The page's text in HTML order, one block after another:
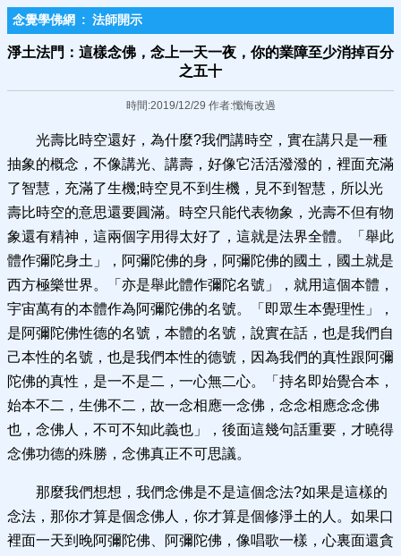
念覺學佛網 : 法師開示
淨土法門：這樣念佛，念上一天一夜，你的業障至少消掉百分
之五十
時間:2019/12/29 作者:懺悔改過
光壽比時空還好，為什麼?我們講時空，實在講只是一種
抽象的概念，不像講光、講壽，好像它活活潑潑的，裡面充滿
了智慧，充滿了生機;時空見不到生機，見不到智慧，所以光
壽比時空的意思還要圓滿。時空只能代表物象，光壽不但有物
象還有精神，這兩個字用得太好了，這就是法界全體。「舉此
體作彌陀身土」，阿彌陀佛的身，阿彌陀佛的國土，國土就是
西方極樂世界。「亦是舉此體作彌陀名號」，就用這個本體，
宇宙萬有的本體作為阿彌陀佛的名號。「即眾生本覺理性」，
是阿彌陀佛性德的名號，本體的名號，說實在話，也是我們自
己本性的名號，也是我們本性的德號，因為我們的真性跟阿彌
陀佛的真性，是一不是二，一心無二心。「持名即始覺合本，
始本不二，生佛不二，故一念相應一念佛，念念相應念念佛
也，念佛人，不可不知此義也」，後面這幾句話重要，才曉得
念佛功德的殊勝，念佛真正不可思議。
那麼我們想想，我們念佛是不是這個念法?如果是這樣的
念法，那你才算是個念佛人，你才算是個修淨土的人。如果口
裡面一天到晚阿彌陀佛、阿彌陀佛，像唱歌一樣，心裏面還貪